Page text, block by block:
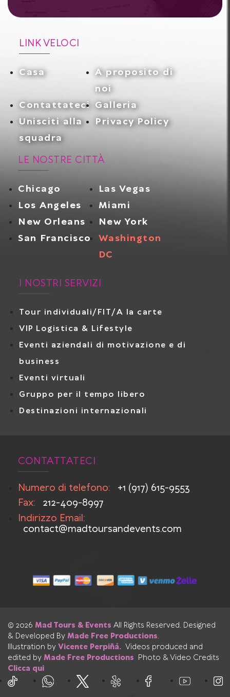
LINK VELOCI
Casa
A proposito di
noi
Contattateci Galleria
Unisciti alla
squadra
Privacy Policy
LE NOSTRE CITTÀ
Chicago
Las Vegas
Los Angeles
Miami
New Orleans
New York
San Francisco Washington
DC
I NOSTRI SERVIZI
Tour individuali/FIT/A la carte
VIP Logistica & Lifestyle
Eventi aziendali di motivazione e di
business
Eventi virtuali
Gruppo per il tempo libero
Destinazioni internazionali
CONTATTATECI
Numero di telefono:
+1 (917) 615-9553
Fax:
212-409-8997
Indirizzo Email:
contact@madtoursandevents.com
© 2026 Mad Tours & Events All Rights Reserved. Designed
& Developed By Made Free Productions.
Illustration by Vicente Perpiñá. Videos produced and
edited by Made Free Productions Photo & Video Credits
Clicca qui